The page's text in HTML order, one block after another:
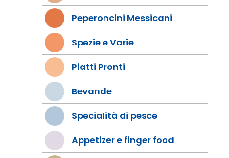
Peperoncini Messicani
Spezie e Varie
Piatti Pronti
Bevande
Specialità di pesce
Appetizer e finger food